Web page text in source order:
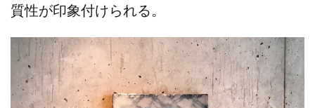
質性が印象付けられる。